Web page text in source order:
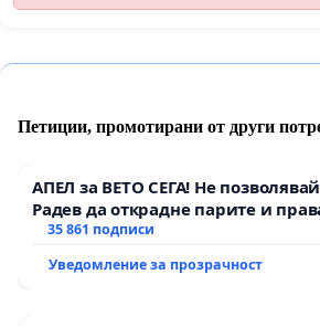
Петиции, промотирани от други
АПЕЛ за ВЕТО СЕГА! Не
Радев да открадне парите и
тъмното
35 861 подписи
Уведомление за прозрачност